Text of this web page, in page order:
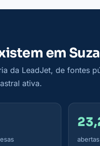
em
da LeadJet, de fontes
ativa.